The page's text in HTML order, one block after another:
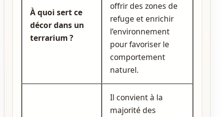
À quoi sert ce
décor dans un
terrarium ?
offrir des zones de
refuge et enrichir
l’environnement
pour favoriser le
comportement
naturel.
Il convient à la
majorité des